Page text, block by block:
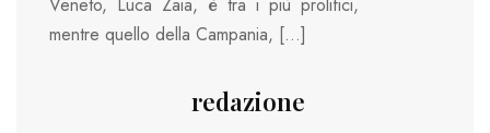
mentre quello della Campania, […]
redazione